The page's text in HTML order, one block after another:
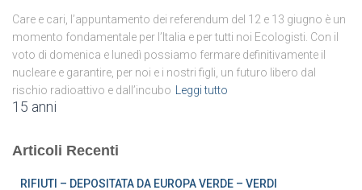
Care e cari, l’appuntamento dei referendum del 12 e 13 giugno è un
momento fondamentale per l’Italia e per tutti noi Ecologisti. Con il
voto di domenica e lunedì possiamo fermare definitivamente il
nucleare e garantire, per noi e i nostri figli, un futuro libero dal
rischio radioattivo e dall’incubo
Leggi tutto
15 anni
Articoli Recenti
RIFIUTI – DEPOSITATA DA EUROPA VERDE – VERDI